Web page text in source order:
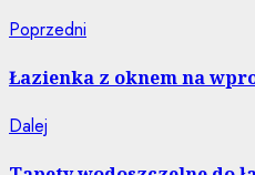
Nawigacja
wpisu
Poprzedni
Łazienka z oknem na
Dalej